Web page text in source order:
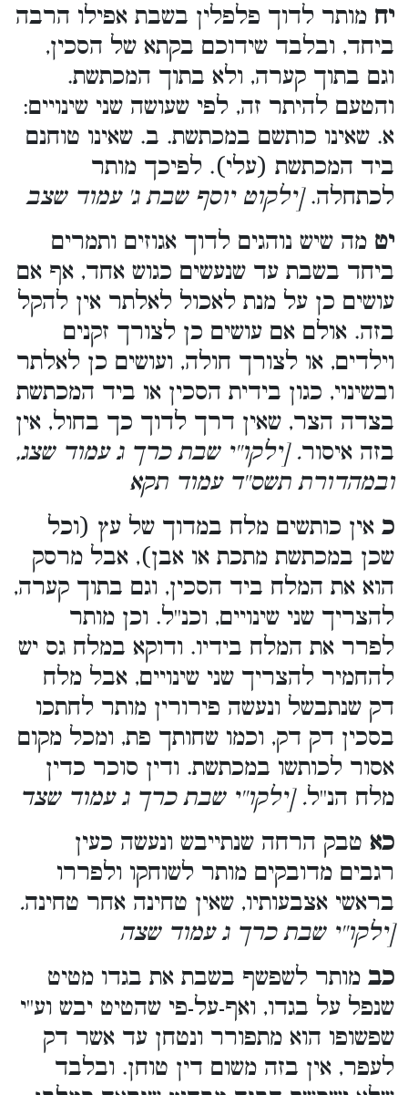
יח מותר לדוך פלפלין בשבת אפילו הרבה
ביחד, ובלבד שידוכם בקתא של הסכין,
וגם בתוך קערה, ולא בתוך המכתשת.
והטעם להיתר זה, לפי שעושה שני שינויים:
א. שאינו כותשם במכתשת. ב. שאינו טוחנם
ביד המכתשת (עלי). לפיכך מותר
לכתחלה.[ילקוט יוסף שבת ג' עמוד שצב
יט מה שיש נוהגים לדוך אגוזים ותמרים
ביחד בשבת עד שנעשים כגוש אחד, אף אם
עושים כן על מנת לאכול לאלתר אין להקל
בזה. אולם אם עושים כן לצורך זקנים
וילדים, או לצורך חולה, ועושים כן לאלתר
ובשינוי, כגון בידית הסכין או ביד המכתשת
בצדה הצר, שאין דרך לדוך כך בחול, אין
בזה איסור. [ילקו''י שבת כרך ג עמוד שצג,
ובמהדורת תשס''ד עמוד תקא
כ אין כותשים מלח במדוך של עץ (וכל
שכן במכתשת מתכת או אבן), אבל מרסק
הוא את המלח ביד הסכין, וגם בתוך קערה,
להצריך שני שינויים, וכנ''ל. וכן מותר
לפרר את המלח בידיו. ודוקא במלח גס יש
להחמיר להצריך שני שינויים, אבל מלח
דק שנתבשל ונעשה פירורין מותר לחתכו
בסכין דק דק, וכמו שחותך פת, ומכל מקום
אסור לכותשו במכתשת. ודין סוכר כדין
מלח הנ''ל. [ילקו''י שבת כרך ג עמוד שצד
כא טבק הרחה שנתייבש ונעשה כעין
רגבים מדובקים מותר לשוחקו ולפררו
בראשי אצבעותיו, שאין טחינה אחר טחינה.
[ילקו''י שבת כרך ג עמוד שצה
כב מותר לשפשף בשבת את בגדו מטיט
שנפל על בגדו, ואף-על-פי שהטיט יבש וע''י
שפשופו הוא מתפורר ונטחן עד אשר דק
לעפר, אין בזה משום דין טוחן. ובלבד